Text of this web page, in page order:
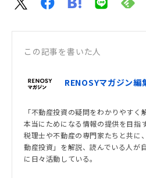
この記事を書いた人
RENOSYマガジン編
「不動産投資の疑問をわかりやすく
本当にためになる情報の提供を目指
税理士や不動産の専門家たちと共に
動産投資」を解説、読んでいる人が
に日々活動している。